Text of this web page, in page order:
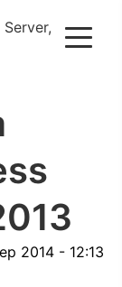
2014 - 12:13